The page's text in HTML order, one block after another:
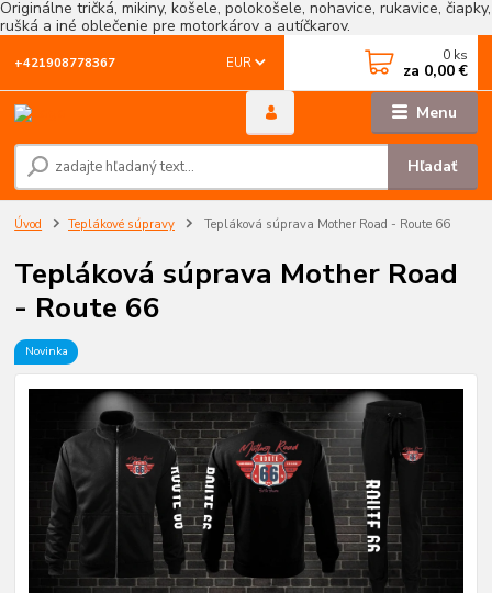
Originálne tričká, mikiny, košele, polokošele, nohavice, rukavice, čiapky,
rušká a iné oblečenie pre motorkárov a autíčkarov.
Menu
EUR
Hľadať
+421908778367 0 ks
za 0,00 €
Úvod Teplákové súpravy Tepláková súprava Mother Road - Route 66
Tepláková súprava Mother Road
- Route 66
Novinka